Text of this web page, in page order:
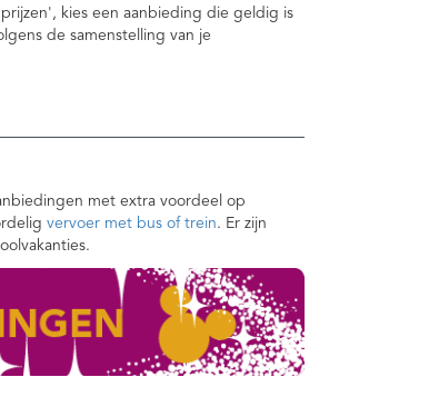
kies een aanbieding die geldig is
de samenstelling van je
met extra voordeel op
vervoer met bus of trein. Er zijn